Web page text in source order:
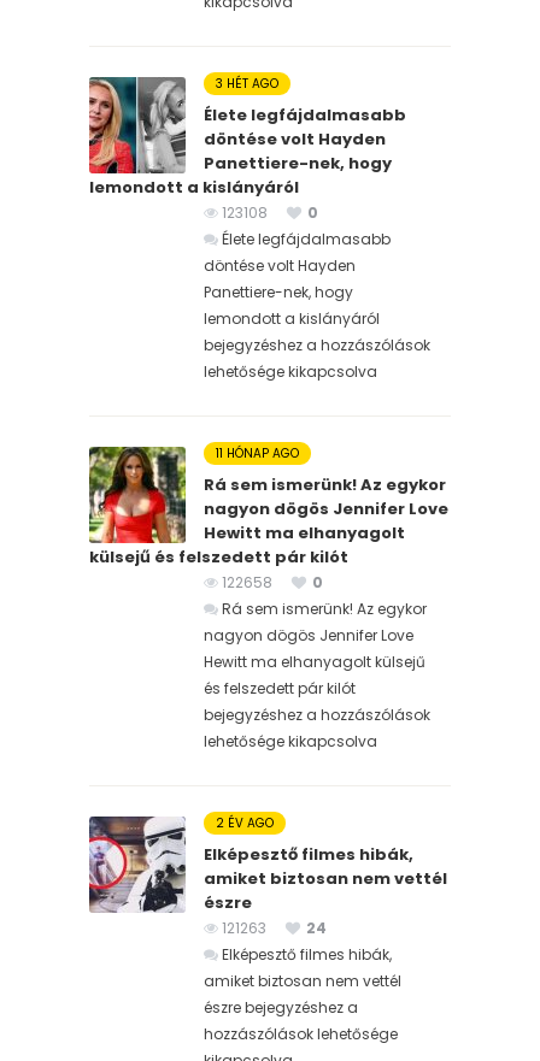
3 HÉT AGO
Élete legfájdalmasabb
döntése volt Hayden
Panettiere-nek, hogy
lemondott a kislányáról
123108
0
Élete legfájdalmasabb
döntése volt Hayden
Panettiere-nek, hogy
lemondott a kislányáról
bejegyzéshez a hozzászólások
lehetősége kikapcsolva
11 HÓNAP AGO
Rá sem ismerünk! Az egykor
nagyon dögös Jennifer Love
Hewitt ma elhanyagolt
külsejű és felszedett pár kilót
122658
0
Rá sem ismerünk! Az egykor
nagyon dögös Jennifer Love
Hewitt ma elhanyagolt külsejű
és felszedett pár kilót
bejegyzéshez a hozzászólások
lehetősége kikapcsolva
2 ÉV AGO
Elképesztő filmes hibák,
amiket biztosan nem vettél
észre
121263
24
Elképesztő filmes hibák,
amiket biztosan nem vettél
észre bejegyzéshez a
hozzászólások lehetősége